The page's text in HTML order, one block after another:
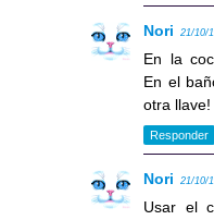
Nori 21/10/
En la
En el
otra llave!
Responder
Nori 21/10/
Usar el